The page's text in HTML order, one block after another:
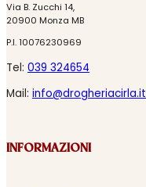
Via B. Zucchi 14,
20900 Monza MB
P.I. 10076230969
Tel: 039 324654
Mail: info@drogheriacirla.it
INFORMAZIONI